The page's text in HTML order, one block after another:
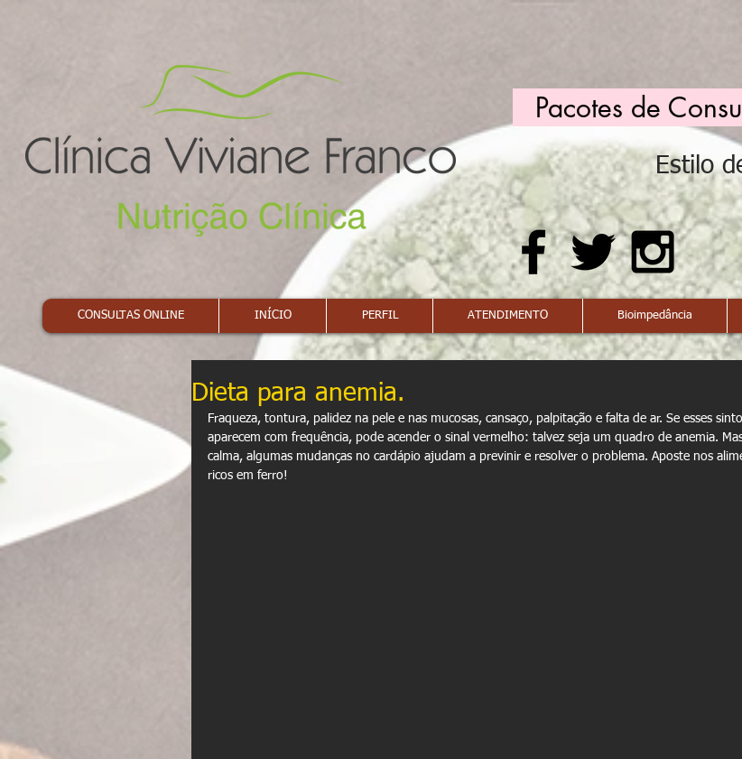
Pacotes de
Estilo
CONSULTAS ONLINE INÍCIO PERFIL ATENDIMENTO Bioimpedância
Dieta para anemia.
Fraqueza, tontura, palidez na pele e nas mucosas, cansaço, palpitação e falta de ar. Se esses
aparecem com frequência, pode acender o sinal vermelho: talvez seja um quadro de anemia.
calma, algumas mudanças no cardápio ajudam a previnir e resolver o problema. Aposte nos
ricos em ferro!